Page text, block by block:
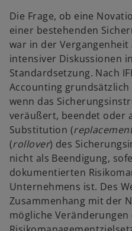
Die Frage, ob eine
einer bestehenden
war in der Vergangenheit
intensiver Diskussionen
Standardsetzung. Nach
Accounting
wenn das
veräußert, beendet oder
Substitution (
(rollover) des
nicht als Beendigung,
dokumentierten
Unternehmens ist. Des
Zusammenhang mit der
mögliche Veränderungen